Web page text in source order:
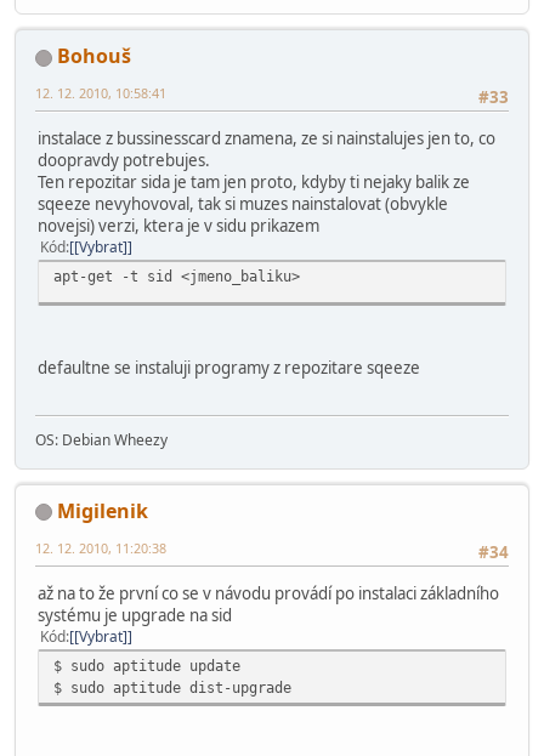
Bohouš
#33
12. 12. 2010, 10:58:41
instalace z bussinesscard znamena, ze si nainstalujes jen to, co
doopravdy potrebujes.
Ten repozitar sida je tam jen proto, kdyby ti nejaky balik ze
sqeeze nevyhovoval, tak si muzes nainstalovat (obvykle
novejsi) verzi, ktera je v sidu prikazem
Kód [Vybrat]
apt-get -t sid <jmeno_baliku>
defaultne se instaluji programy z repozitare sqeeze
OS: Debian Wheezy
Migilenik
#34
12. 12. 2010, 11:20:38
až na to že první co se v návodu provádí po instalaci základního
systému je upgrade na sid
Kód [Vybrat]
$ sudo aptitude update
$ sudo aptitude dist-upgrade